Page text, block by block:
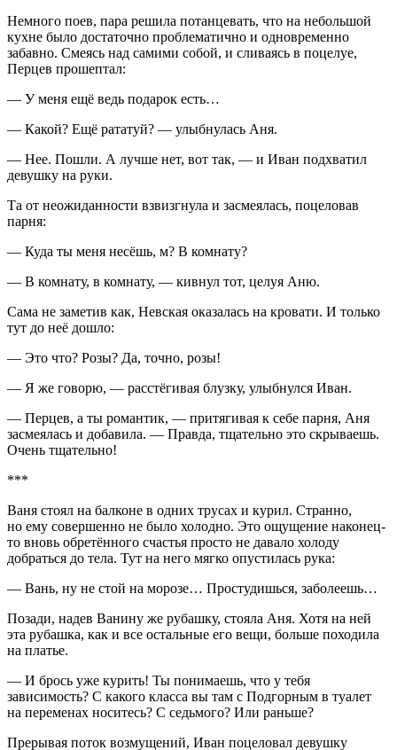
Немного поев, пара решила потанцевать, что на небольшой
кухне было достаточно проблематично и одновременно
забавно. Смеясь над самими собой, и сливаясь в поцелуе,
Перцев прошептал:
— У меня ещё ведь подарок есть…
— Какой? Ещё рататуй? — улыбнулась Аня.
— Нее. Пошли. А лучше нет, вот так, — и Иван подхватил
девушку на руки.
Та от неожиданности взвизгнула и засмеялась, поцеловав
парня:
— Куда ты меня несёшь, м? В комнату?
— В комнату, в комнату, — кивнул тот, целуя Аню.
Сама не заметив как, Невская оказалась на кровати. И только
тут до неё дошло:
— Это что? Розы? Да, точно, розы!
— Я же говорю, — расстёгивая блузку, улыбнулся Иван.
— Перцев, а ты романтик, — притягивая к себе парня, Аня
засмеялась и добавила. — Правда, тщательно это скрываешь.
Очень тщательно!
***
Ваня стоял на балконе в одних трусах и курил. Странно,
но ему совершенно не было холодно. Это ощущение наконец-
то вновь обретённого счастья просто не давало холоду
добраться до тела. Тут на него мягко опустилась рука:
— Вань, ну не стой на морозе… Простудишься, заболеешь…
Позади, надев Ванину же рубашку, стояла Аня. Хотя на ней
эта рубашка, как и все остальные его вещи, больше походила
на платье.
— И брось уже курить! Ты понимаешь, что у тебя
зависимость? С какого класса вы там с Подгорным в туалет
на переменах носитесь? С седьмого? Или раньше?
Прерывая поток возмущений, Иван поцеловал девушку